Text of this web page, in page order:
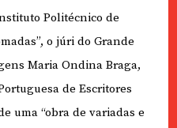
Politécnico de
o júri do Grande
Maria Ondina Braga,
de Escritores
uma “obra de variadas e